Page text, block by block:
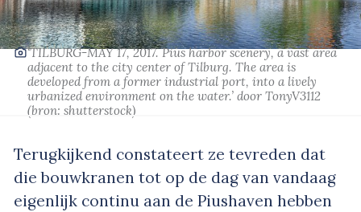
‘TILBURG-MAY 17, 2017. Pius harbor scenery, a vast area
adjacent to the city center of Tilburg. The area is
developed from a former industrial port, into a lively
urbanized environment on the water.’ door TonyV3112
(bron: shutterstock)
Terugkijkend constateert ze tevreden dat
die bouwkranen tot op de dag van vandaag
eigenlijk continu aan de Piushaven hebben